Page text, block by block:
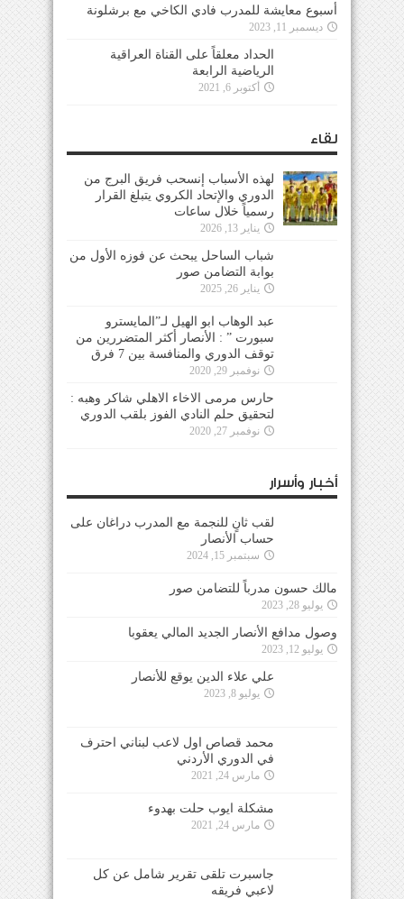
أسبوع معايشة للمدرب فادي الكاخي مع برشلونة
ديسمبر 11, 2023
الحداد معلقاً على القناة العراقية
الرياضية الرابعة
أكتوبر 6, 2021
لقاء
لهذه الأسباب إنسحب فريق البرج من
الدوري والإتحاد الكروي يتبلغ القرار
رسمياً خلال ساعات
يناير 13, 2026
شباب الساحل يبحث عن فوزه الأول من
بوابة التضامن صور
يناير 26, 2025
عبد الوهاب ابو الهيل لـ”المايسترو
سبورت ” : الأنصار أكثر المتضررين من
توقف الدوري والمنافسة بين 7 فرق
نوفمبر 29, 2020
حارس مرمى الاخاء الاهلي شاكر وهبه :
لتحقيق حلم النادي الفوز بلقب الدوري
نوفمبر 27, 2020
أخبار وأسرار
لقب ثانٍ للنجمة مع المدرب دراغان على
حساب الأنصار
سبتمبر 15, 2024
مالك حسون مدرباً للتضامن صور
يوليو 28, 2023
وصول مدافع الأنصار الجديد المالي يعقوبا
يوليو 12, 2023
علي علاء الدين يوقع للأنصار
يوليو 8, 2023
محمد قصاص اول لاعب لبناني احترف
في الدوري الأردني
مارس 24, 2021
مشكلة ايوب حلت بهدوء
مارس 24, 2021
جاسبرت تلقى تقرير شامل عن كل
لاعبي فريقه